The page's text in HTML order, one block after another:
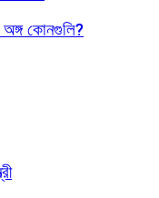
অঙ্গ কোনগুলি?